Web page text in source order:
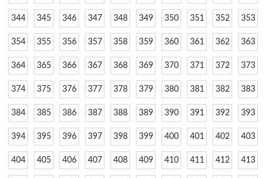
344 345 346 347 348 349 350 351 352 353
354 355 356 357 358 359 360 361 362 363
364 365 366 367 368 369 370 371 372 373
374 375 376 377 378 379 380 381 382 383
384 385 386 387 388 389 390 391 392 393
394 395 396 397 398 399 400 401 402 403
404 405 406 407 408 409 410 411 412 413